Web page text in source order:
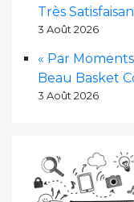
Très
3 Août 2026
« Par
Beau Basket
3 Août 2026